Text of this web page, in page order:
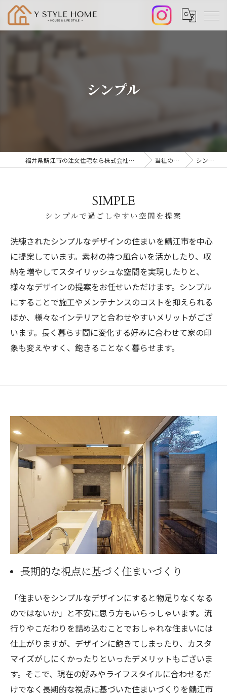
シンプル
福井県鯖江市の注文住宅なら株式会社山﨑工務店 当社の特徴 シンプル
シンプルで過ごしやすい空間を提案
SIMPLE
洗練されたシンプルなデザインの住まいを鯖江市を中心
に提案しています。素材の持つ風合いを活かしたり、収
納を増やしてスタイリッシュな空間を実現したりと、
様々なデザインの提案をお任せいただけます。シンプル
にすることで施工やメンテナンスのコストを抑えられる
ほか、様々なインテリアと合わせやすいメリットがござ
います。長く暮らす間に変化する好みに合わせて家の印
象も変えやすく、飽きることなく暮らせます。
長期的な視点に基づく住まいづくり
「住まいをシンプルなデザインにすると物足りなくなる
のではないか」と不安に思う方もいらっしゃいます。流
行りやこだわりを詰め込むことでおしゃれな住まいには
仕上がりますが、デザインに飽きてしまったり、カスタ
マイズがしにくかったりといったデメリットもございま
す。そこで、現在の好みやライフスタイルに合わせるだ
けでなく長期的な視点に基づいた住まいづくりを鯖江市